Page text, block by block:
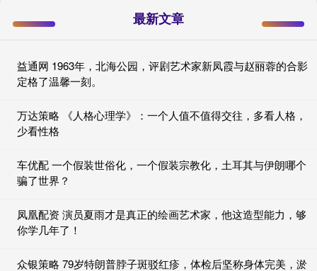
最新文章
益通网 1963年，北海公园，评剧艺术家新凤霞与赵丽蓉的合影
定格了温馨一刻。
万达策略 《人格心理学》：一个人值不值得交往，多看人格，
少看性格
车优配 一个假装世俗化，一个假装宗教化，土耳其与伊朗哪个
骗了世界？
凤凰配资 演员夏雨才是真正的绘画艺术家，他这造型能力，够
你学几年了！
众银策略 79岁特朗普脖子斑驳红疹，体检后坚称身体完美，淤